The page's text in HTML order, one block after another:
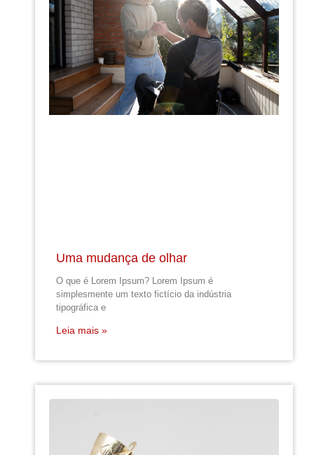
Uma mudança de olhar
O que é Lorem Ipsum? Lorem Ipsum é
simplesmente um texto fictício da indústria
tipográfica e
Leia mais »